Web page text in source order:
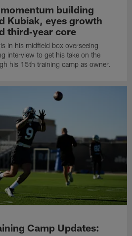
building
Kubiak, eyes growth
third‑year core
in his midfield box overseeing
interview to get his take on the
his 15th training camp as owner.
Camp Updates: